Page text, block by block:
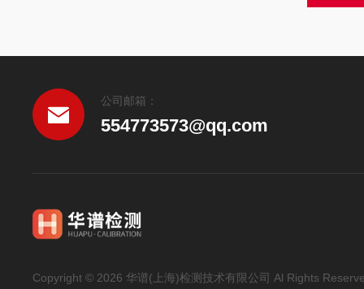
公司邮箱：
554773573@qq.com
Copyright © 2026 华谱(上海)检测技术有限公司 Al Rights